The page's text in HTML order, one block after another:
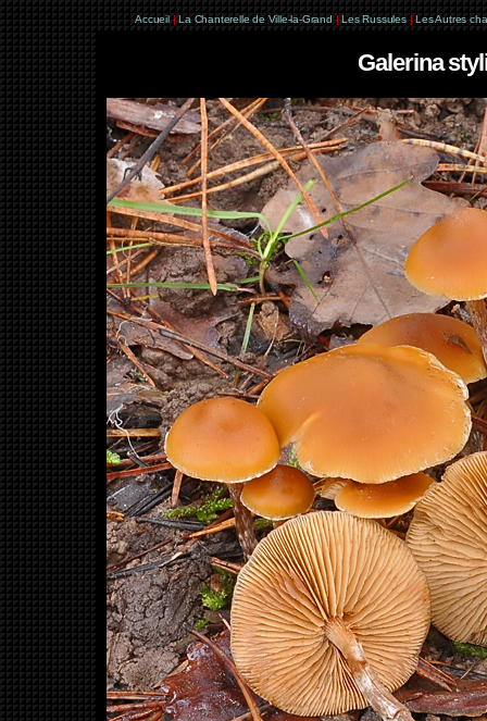
Accueil | La Chanterelle de Ville-la-Grand | Les Russules | Les Autres
Galerina